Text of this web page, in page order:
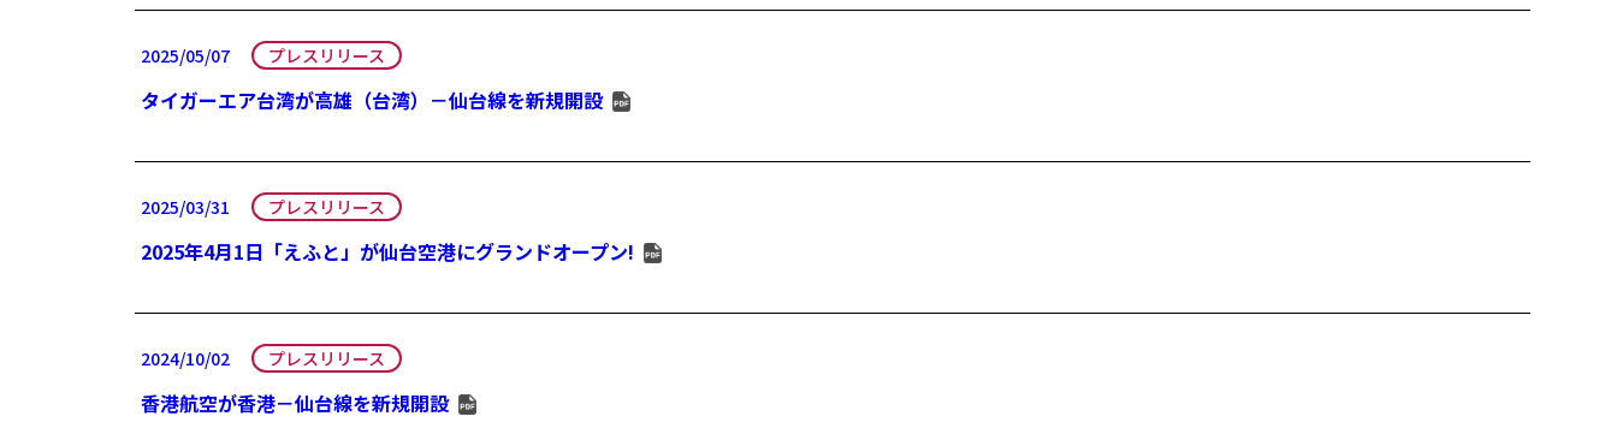
2025/05/07 プレスリリース
タイガーエア台湾が高雄（台湾）－仙台線を新規開設
2025/03/31 プレスリリース
2025年4月1日「えふと」が仙台空港にグランドオープン!
2024/10/02 プレスリリース
香港航空が香港－仙台線を新規開設